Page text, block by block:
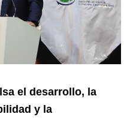
el desarrollo, la
y la